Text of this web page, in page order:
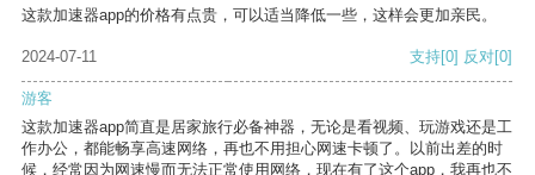
这款加速器app的价格有点贵，可以适当降低一些，这样会更加亲民。
2024-07-11 支持[0] 反对[0]
游客
这款加速器app简直是居家旅行必备神器，无论是看视频、玩游戏还是工
作办公，都能畅享高速网络，再也不用担心网速卡顿了。以前出差的时
候，经常因为网速慢而无法正常使用网络，现在有了这个app，我再也不